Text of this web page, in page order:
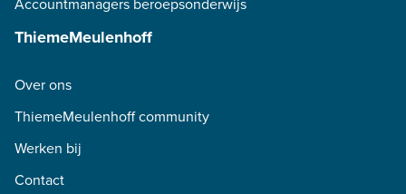
ThiemeMeulenhoff
Over ons
ThiemeMeulenhoff community
Werken bij
Contact